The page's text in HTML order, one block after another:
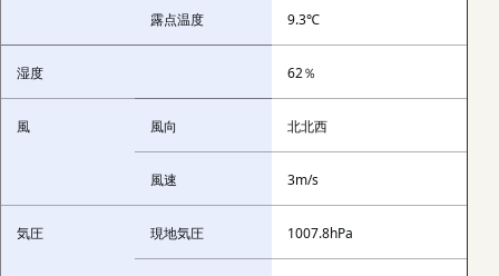
露点温度 9.3℃
湿度 62％
風 風向 北北西
風速 3m/s
気圧 現地気圧 1007.8hPa